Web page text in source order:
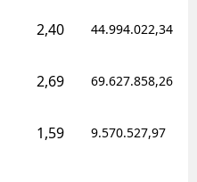
2,40 44.994.022,34
2,69 69.627.858,26
1,59 9.570.527,97